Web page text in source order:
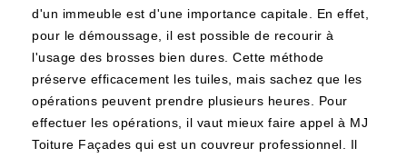
d'un immeuble est d'une importance capitale. En effet,
pour le démoussage, il est possible de recourir à
l'usage des brosses bien dures. Cette méthode
préserve efficacement les tuiles, mais sachez que les
opérations peuvent prendre plusieurs heures. Pour
effectuer les opérations, il vaut mieux faire appel à MJ
Toiture Façades qui est un couvreur professionnel. Il